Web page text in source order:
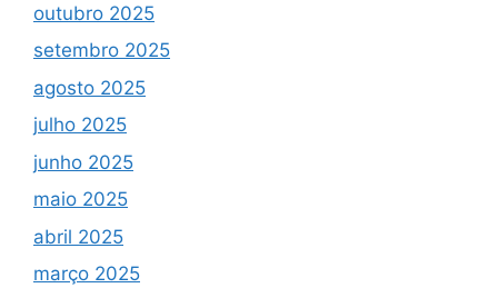
outubro 2025
setembro 2025
agosto 2025
julho 2025
junho 2025
maio 2025
abril 2025
março 2025